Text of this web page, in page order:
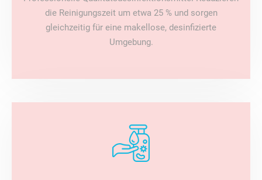
die Reinigungszeit um etwa 25 % und sorgen
gleichzeitig für eine makellose, desinfizierte
Umgebung.